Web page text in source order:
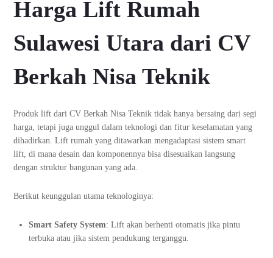
Harga Lift Rumah
Sulawesi Utara dari CV
Berkah Nisa Teknik
Produk lift dari CV Berkah Nisa Teknik tidak hanya bersaing dari segi
harga, tetapi juga unggul dalam teknologi dan fitur keselamatan yang
dihadirkan. Lift rumah yang ditawarkan mengadaptasi sistem smart
lift, di mana desain dan komponennya bisa disesuaikan langsung
dengan struktur bangunan yang ada.
Berikut keunggulan utama teknologinya:
Smart Safety System: Lift akan berhenti otomatis jika pintu
terbuka atau jika sistem pendukung terganggu.